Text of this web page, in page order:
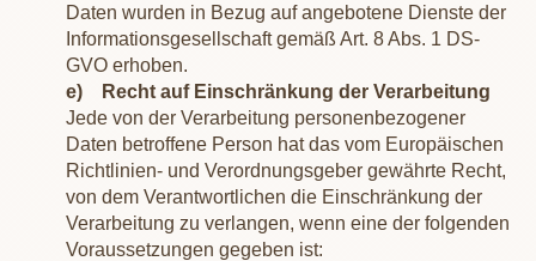
Daten wurden in Bezug auf angebotene Dienste der
Informationsgesellschaft gemäß Art. 8 Abs. 1 DS-
GVO erhoben.
e) Recht auf Einschränkung der Verarbeitung
Jede von der Verarbeitung personenbezogener
Daten betroffene Person hat das vom Europäischen
Richtlinien- und Verordnungsgeber gewährte Recht,
von dem Verantwortlichen die Einschränkung der
Verarbeitung zu verlangen, wenn eine der folgenden
Voraussetzungen gegeben ist: